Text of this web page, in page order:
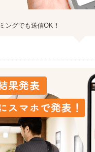
ングでも送信OK！